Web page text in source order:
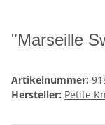
"Marseille
Artikelnummer:
Hersteller: Petite